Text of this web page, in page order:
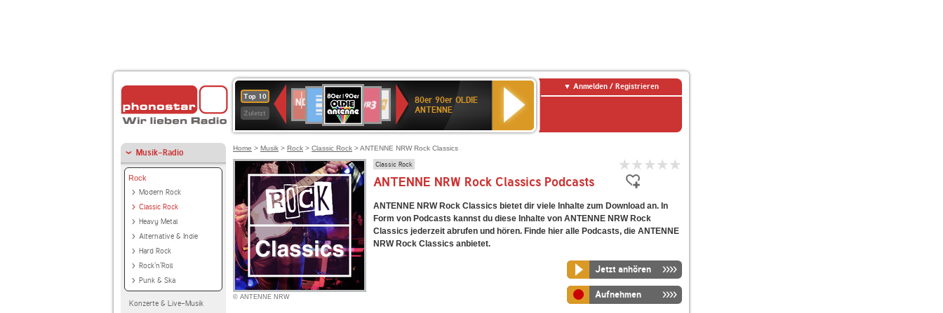
Top 10
Zuletzt
Deutschlandfunk
80er
90er
OLDIE
ANTENNE
SWR3
SWR
Kultur
NDR
2
80er 90er OLDIE
ANTENNE
Anmelden / Registrieren
Musik-Radio
Rock
Modern Rock
Classic Rock
Heavy Metal
Alternative & Indie
Hard Rock
Rock'n'Roll
Punk & Ska
Konzerte & Live-Musik
Home > Musik > Rock > Classic Rock > ANTENNE NRW Rock Classics
© ANTENNE NRW
Classic Rock
ANTENNE NRW Rock Classics Podcasts
ANTENNE NRW Rock Classics bietet dir viele Inhalte zum Download an. In
Form von Podcasts kannst du diese Inhalte von ANTENNE NRW Rock
Classics jederzeit abrufen und hören. Finde hier alle Podcasts, die ANTENNE
NRW Rock Classics anbietet.
Jetzt anhören
Aufnehmen